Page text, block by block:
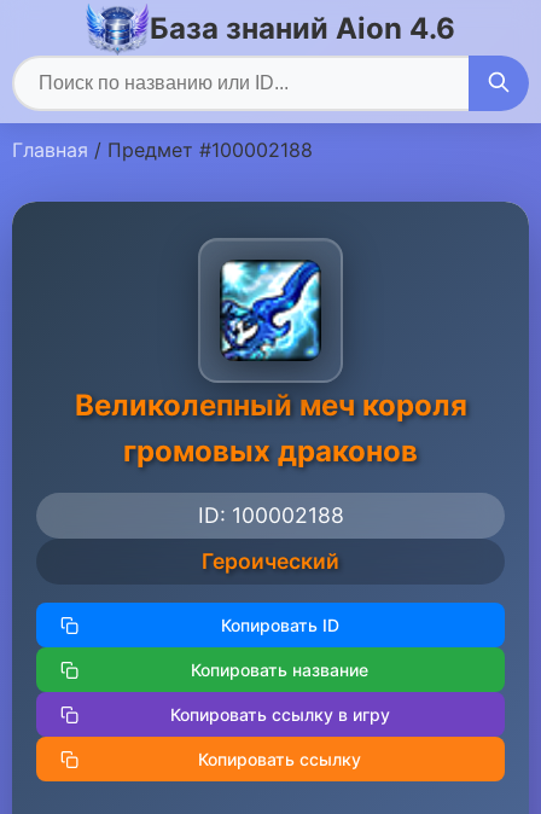
База знаний Aion 4.6
Главная / Предмет #100002188
Великолепный меч короля
громовых драконов
ID: 100002188
Героический
Копировать ID
Копировать название
Копировать ссылку в игру
Копировать ссылку